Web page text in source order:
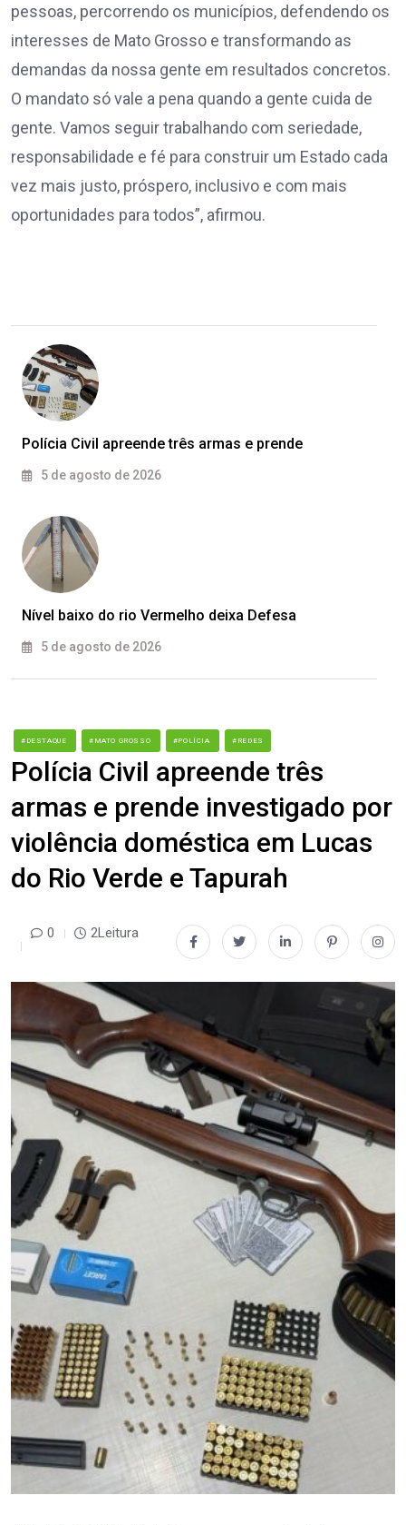
pessoas, percorrendo os municípios, defendendo os
interesses de Mato Grosso e transformando as
demandas da nossa gente em resultados concretos.
O mandato só vale a pena quando a gente cuida de
gente. Vamos seguir trabalhando com seriedade,
responsabilidade e fé para construir um Estado cada
vez mais justo, próspero, inclusivo e com mais
oportunidades para todos”, afirmou.
Polícia Civil apreende três armas e prende
5 de agosto de 2026
Nível baixo do rio Vermelho deixa Defesa
5 de agosto de 2026
#DESTAQUE #MATO GROSSO #POLÍCIA #REDES
Polícia Civil apreende três
armas e prende investigado por
violência doméstica em Lucas
do Rio Verde e Tapurah
0 2Leitura